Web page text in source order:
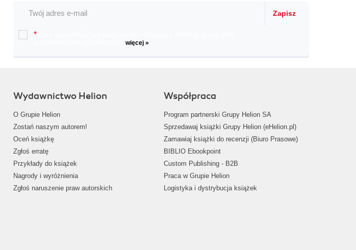
Zapisz
*
więcej »
Wydawnictwo Helion
O Grupie Helion
Zostań naszym autorem!
Oceń książkę
Zgłoś erratę
Przykłady do książek
Nagrody i wyróżnienia
Zgłoś naruszenie praw autorskich
Współpraca
Program partnerski Grupy Helion SA
Sprzedawaj książki Grupy Helion (eHelion.pl)
Zamawiaj książki do recenzji (Biuro Prasowe)
BIBLIO Ebookpoint
Custom Publishing - B2B
Praca w Grupie Helion
Logistyka i dystrybucja książek